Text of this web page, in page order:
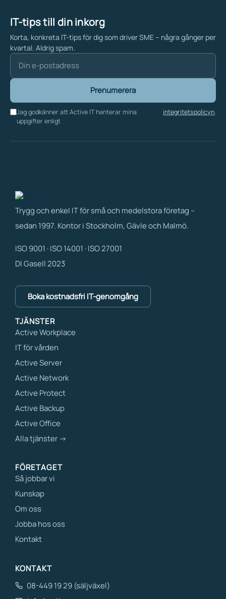
IT-tips till din inkorg
Korta, konkreta IT-tips för dig som driver SME – några gånger per
kvartal. Aldrig spam.
Prenumerera
Jag godkänner att Active IT hanterar mina
uppgifter enligt
integritetspolicyn.
Trygg och enkel IT för små och medelstora företag –
sedan 1997. Kontor i Stockholm, Gävle och Malmö.
ISO 9001 · ISO 14001 · ISO 27001
DI Gasell 2023
Boka kostnadsfri IT-genomgång
TJÄNSTER
Active Workplace
IT för vården
Active Server
Active Network
Active Protect
Active Backup
Active Office
Alla tjänster →
FÖRETAGET
Så jobbar vi
Kunskap
Om oss
Jobba hos oss
Kontakt
KONTAKT
08-449 19 29 (säljväxel)